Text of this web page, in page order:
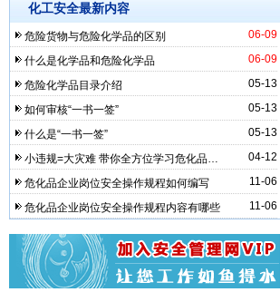
化工安全最新内容
06-09
危险货物与危险化学品的区别
06-09
什么是化学品和危险化学品
05-13
危险化学品目录介绍
05-13
如何审核“一书一签”
05-13
什么是“一书一签”
04-12
小违规=大灾难 带你全方位学习危化品…
11-06
危化品企业岗位安全操作规程如何编写
11-06
危化品企业岗位安全操作规程内容有哪些